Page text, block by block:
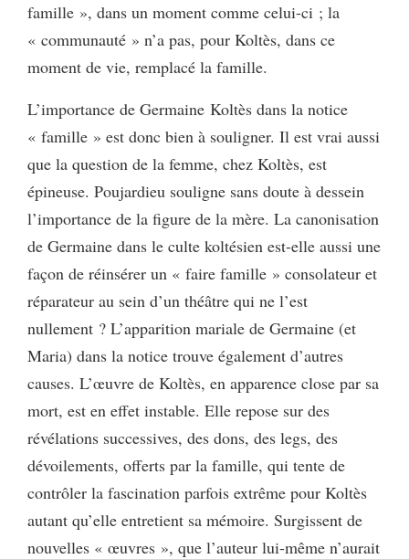
famille », dans un moment comme celui-ci ; la
« communauté » n’a pas, pour Koltès, dans ce
moment de vie, remplacé la famille.
L’importance de Germaine Koltès dans la notice
« famille » est donc bien à souligner. Il est vrai aussi
que la question de la femme, chez Koltès, est
épineuse. Poujardieu souligne sans doute à dessein
l’importance de la figure de la mère. La canonisation
de Germaine dans le culte koltésien est-elle aussi une
façon de réinsérer un « faire famille » consolateur et
réparateur au sein d’un théâtre qui ne l’est
nullement ? L’apparition mariale de Germaine (et
Maria) dans la notice trouve également d’autres
causes. L’œuvre de Koltès, en apparence close par sa
mort, est en effet instable. Elle repose sur des
révélations successives, des dons, des legs, des
dévoilements, offerts par la famille, qui tente de
contrôler la fascination parfois extrême pour Koltès
autant qu’elle entretient sa mémoire. Surgissent de
nouvelles « œuvres », que l’auteur lui-même n’aurait